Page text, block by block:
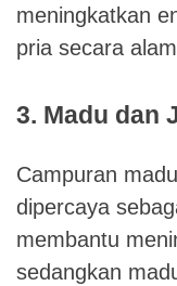
meningkatkan
pria secara
3. Madu dan
Campuran
dipercaya
membantu
sedangkan